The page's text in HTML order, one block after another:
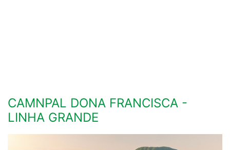
CAMNPAL DONA FRANCISCA -
LINHA GRANDE